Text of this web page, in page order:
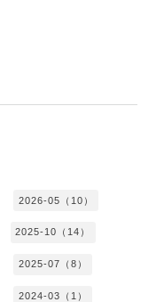
2026-05（10）
2025-10（14）
2025-07（8）
2024-03（1）